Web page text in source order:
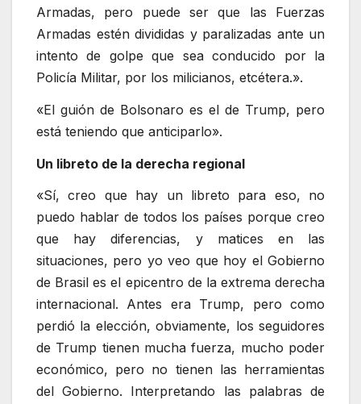
Armadas, pero puede ser que las Fuerzas
Armadas estén divididas y paralizadas ante un
intento de golpe que sea conducido por la
Policía Militar, por los milicianos, etcétera.».
«El guión de Bolsonaro es el de Trump, pero
está teniendo que anticiparlo».
Un libreto de la derecha regional
«Sí, creo que hay un libreto para eso, no
puedo hablar de todos los países porque creo
que hay diferencias, y matices en las
situaciones, pero yo veo que hoy el Gobierno
de Brasil es el epicentro de la extrema derecha
internacional. Antes era Trump, pero como
perdió la elección, obviamente, los seguidores
de Trump tienen mucha fuerza, mucho poder
económico, pero no tienen las herramientas
del Gobierno. Interpretando las palabras de